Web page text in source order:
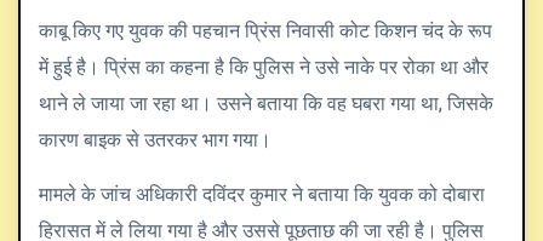
काबू किए गए युवक की पहचान प्रिंस निवासी कोट किशन चंद के रूप
में हुई है। प्रिंस का कहना है कि पुलिस ने उसे नाके पर रोका था और
थाने ले जाया जा रहा था। उसने बताया कि वह घबरा गया था, जिसके
कारण बाइक से उतरकर भाग गया।
मामले के जांच अधिकारी दविंदर कुमार ने बताया कि युवक को दोबारा
हिरासत में ले लिया गया है और उससे पूछताछ की जा रही है। पुलिस